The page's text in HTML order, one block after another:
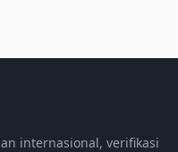
internasional, verifikasi